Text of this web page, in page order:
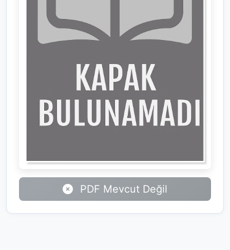
PDF Mevcut Değil